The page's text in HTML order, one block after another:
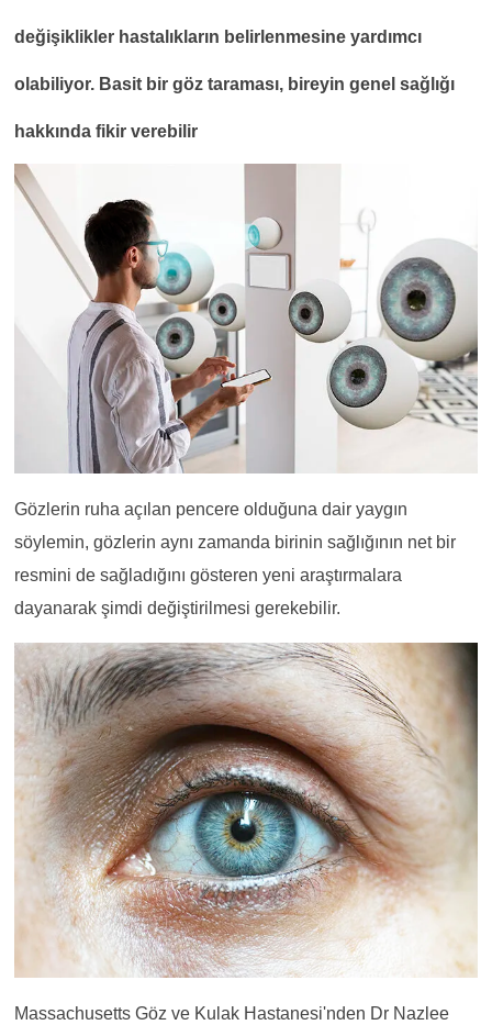
değişiklikler hastal ıkların belirlenmesine yard ımcı
olabiliyor. Basit bir göz taraması, bireyin genel sağ ığı
hakkında fikir verebilir
Gözlerin ruha açılan pencere olduğuna dair yaygın
söylemin, gözlerin aynı zamanda birinin sağlığının net bir
resmini de sağladığını gösteren yeni araştırmalara
dayanarak şimdi değiştirilmesi gerekebilir.
Massachusetts Göz ve Kulak Hastanesi'nden Dr Nazlee